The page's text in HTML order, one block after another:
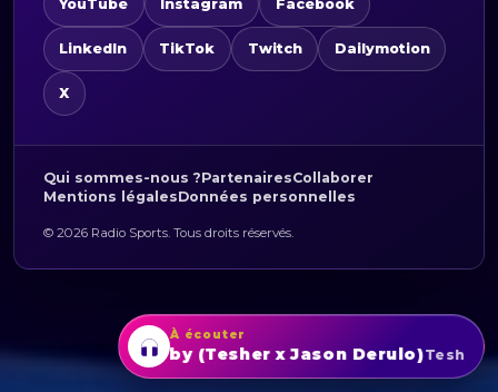
YouTube Instagram Facebook
LinkedIn TikTok Twitch Dailymotion
X
Qui sommes-nous ?PartenairesCollaborer
Mentions légalesDonnées personnelles
© 2026 Radio Sports. Tous droits réservés.
À écouter
Jalebi Baby (Tesher x Jason Derulo)Tesher,